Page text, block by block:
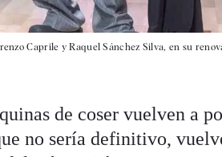
Caprile y Raquel Sánchez Silva, en su
de coser vuelven a
no sería definitivo,